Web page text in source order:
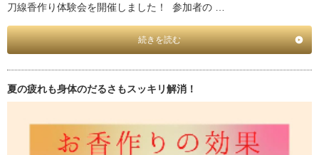
刀線香作り体験会を開催しました！ 参加者の …
続きを読む
夏の疲れも身体のだるさもスッキリ解消！